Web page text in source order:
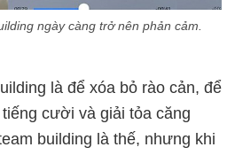
ngày càng trở nên phản cảm.
là để xóa bỏ rào cản, để
cười và giải tỏa căng
building là thế, nhưng khi